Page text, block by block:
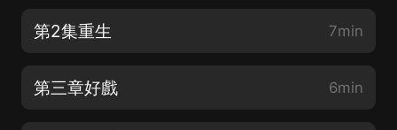
第2集重生 7min
第三章好戲 6min